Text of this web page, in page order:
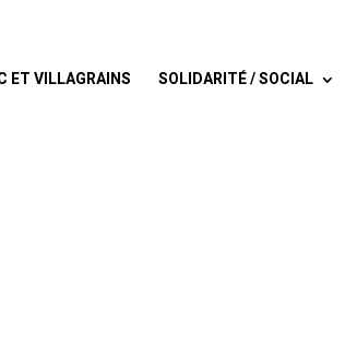
SOLIDARITÉ / SOCIAL